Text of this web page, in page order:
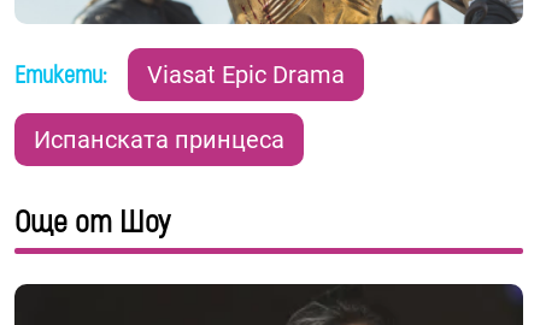
Етикети: Viasat Epic Drama
Испанската принцеса
Още от Шоу